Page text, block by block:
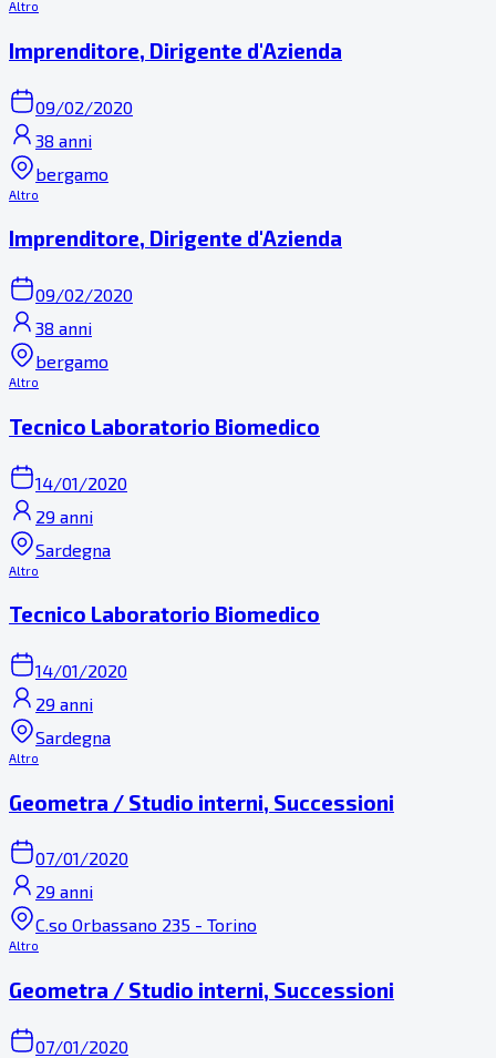
Altro
Imprenditore, Dirigente d'Azienda
09/02/2020
38 anni
bergamo
Altro
Imprenditore, Dirigente d'Azienda
09/02/2020
38 anni
bergamo
Altro
Tecnico Laboratorio Biomedico
14/01/2020
29 anni
Sardegna
Altro
Tecnico Laboratorio Biomedico
14/01/2020
29 anni
Sardegna
Altro
Geometra / Studio interni, Successioni
07/01/2020
29 anni
C.so Orbassano 235 - Torino
Altro
Geometra / Studio interni, Successioni
07/01/2020